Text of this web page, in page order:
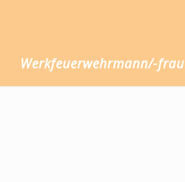
Werkfeuerwehrmann/-frau